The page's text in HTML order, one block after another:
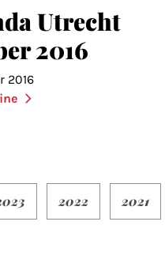
Utrecht
2016
2016
2022 2021